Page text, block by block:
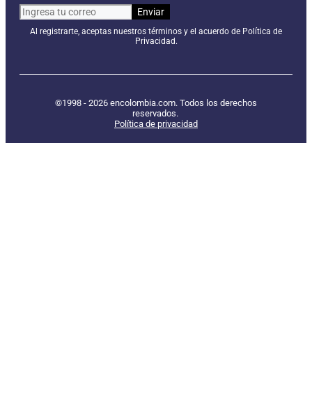
Al registrarte, aceptas nuestros términos y el acuerdo de Política de
Privacidad.
©1998 - 2026 encolombia.com. Todos los derechos
reservados.
Política de privacidad